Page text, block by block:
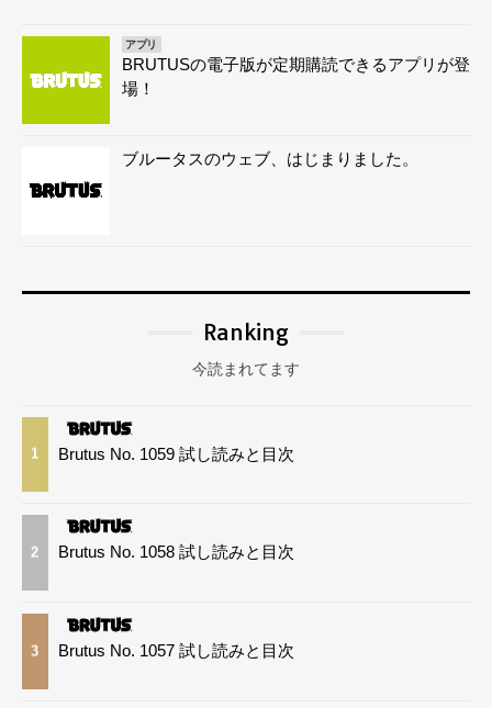
アプリ
BRUTUSの電子版が定期購読できるアプリが登
場！
ブルータスのウェブ、はじまりました。
Ranking
今読まれてます
1 Brutus No. 1059 試し読みと目次
2 Brutus No. 1058 試し読みと目次
3 Brutus No. 1057 試し読みと目次